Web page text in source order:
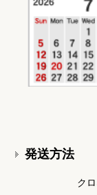
発送方法
ク